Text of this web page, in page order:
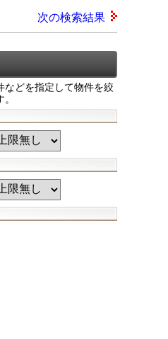
次の検索結果
どを指定して物件を絞